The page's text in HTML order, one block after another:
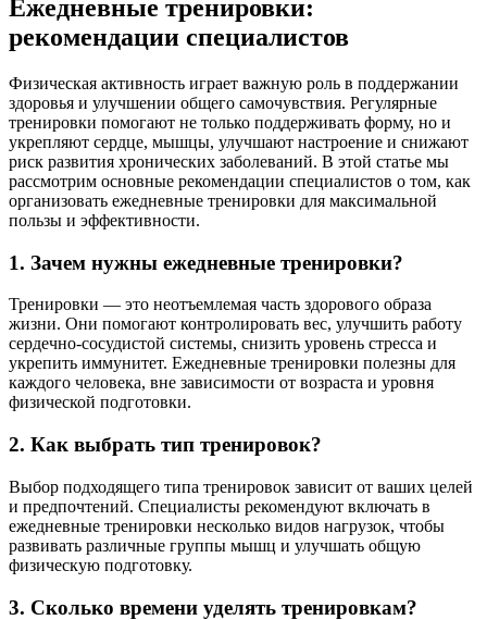
Ежедневные тренировки:
рекомендации специалистов
Физическая активность играет важную роль в поддержании
здоровья и улучшении общего самочувствия. Регулярные
тренировки помогают не только поддерживать форму, но и
укрепляют сердце, мышцы, улучшают настроение и снижают
риск развития хронических заболеваний. В этой статье мы
рассмотрим основные рекомендации специалистов о том, как
организовать ежедневные тренировки для максимальной
пользы и эффективности.
1. Зачем нужны ежедневные тренировки?
Тренировки — это неотъемлемая часть здорового образа
жизни. Они помогают контролировать вес, улучшить работу
сердечно-сосудистой системы, снизить уровень стресса и
укрепить иммунитет. Ежедневные тренировки полезны для
каждого человека, вне зависимости от возраста и уровня
физической подготовки.
2. Как выбрать тип тренировок?
Выбор подходящего типа тренировок зависит от ваших целей
и предпочтений. Специалисты рекомендуют включать в
ежедневные тренировки несколько видов нагрузок, чтобы
развивать различные группы мышц и улучшать общую
физическую подготовку.
3. Сколько времени уделять тренировкам?